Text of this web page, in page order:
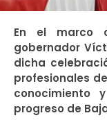
En el marco
gobernador
dicha
profesionales
conocimiento
progreso de